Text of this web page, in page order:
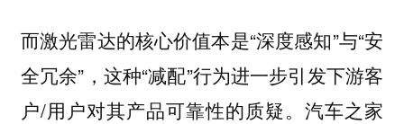
而激光雷达的核心价值本是“深度感知”与“安
全冗余”，这种“减配”行为进一步引发下游客
户/用户对其产品可靠性的质疑。汽车之家